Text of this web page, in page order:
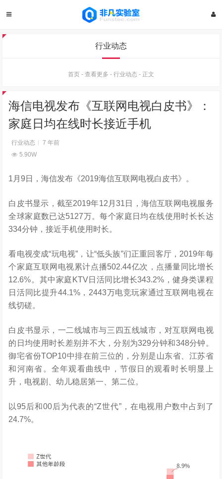
行业动态
首页 - 查看更多 - 行业动态 - 正文
海信电视发布《互联网电视白皮书》：
家庭日均在线时长接近手机
行业动态
7 年前
5.90W
1月9日，海信发布《2019海信互联网电视白皮书》。
白皮书显示，截至2019年12月31日，海信互联网电视服务
全球家庭数已达5127万。每个家庭日均在线使用时长长达
334分钟，接近手机使用时长。
看电视变成“玩电视”，让“低头族”们正重回客厅，2019年每
个家庭互联网电视累计点播502.44亿次，点播量同比增长
12.6%。其中家庭KTV日活同比增长343.2%，健身类课程
日活同比提升44.1%，2443万电竞玩家通过互联网电视在
线切磋。
白皮书显示，一二线城市与三四五线城市，对互联网电视
的日均使用时长差别并不大，分别为329分钟和348分钟。
御宅省份TOP10中排在前三位的，分别是山东省、江苏省
和河南省。全年观看曲线中，节假日的观看时长明显上
升，电视剧、幼儿稳居第一、第二位。
以95后和00后为代表的“Z世代”，在电视用户数中占到了
24.7%。